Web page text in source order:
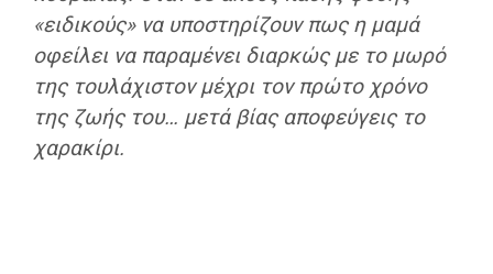
«ειδικούς» να υποστηρίζουν πως η μαμά
οφείλει να παραμένει διαρκώς με το μωρό
της τουλάχιστον μέχρι τον πρώτο χρόνο
της ζωής του… μετά βίας αποφεύγεις το
χαρακίρι.